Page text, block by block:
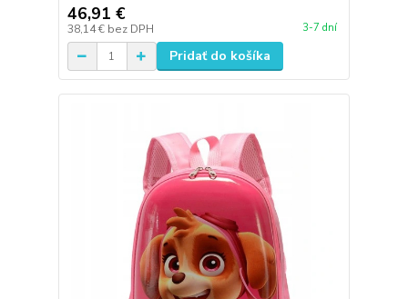
46,91 €
38,14 € bez DPH 3-7 dní
Pridať do košíka